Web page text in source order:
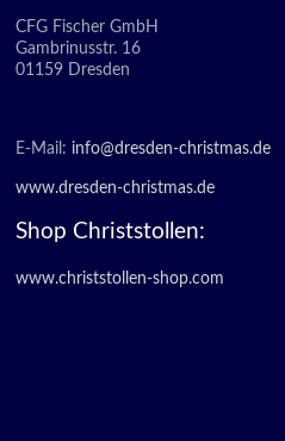
CFG Fischer GmbH
Gambrinusstr. 16
01159 Dresden
E-Mail: info@dresden-christmas.de
www.dresden-christmas.de
Shop Christstollen:
www.christstollen-shop.com